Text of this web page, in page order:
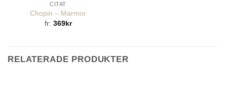
CITAT
Chopin – Marmor
fr: 369kr
RELATERADE PRODUKTER